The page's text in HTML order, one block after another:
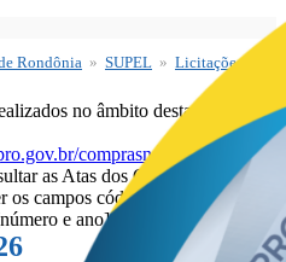
Rondônia » SUPEL » Licitações
no âmbito desta SUPEL
comprasnet-
as Atas dos Certames basta
os campos cód. UASG: 925373
e ano], p.ex.: 900XX